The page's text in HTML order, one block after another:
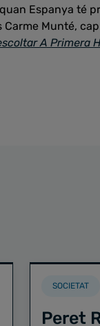
Espanya té
Carme Munté,
A Primera
SOCIETAT
Peret